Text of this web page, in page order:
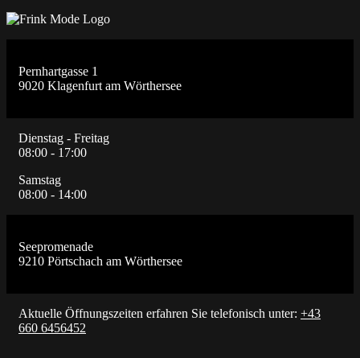
Pernhartgasse 1
9020 Klagenfurt am Wörthersee
Dienstag - Freitag
08:00 - 17:00
Samstag
08:00 - 14:00
Seepromenade
9210 Pörtschach am Wörthersee
Aktuelle Öffnungszeiten erfahren Sie telefonisch unter: +43
660 6456452